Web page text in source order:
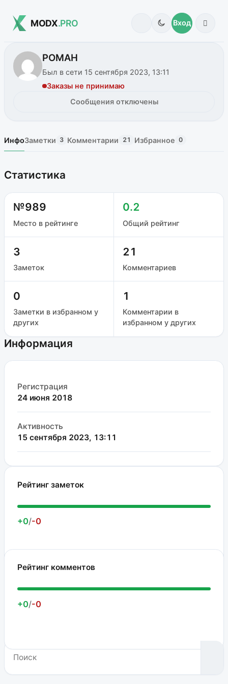
MODX.PRO Вход
РОМАН
Был в сети 15 сентября 2023, 13:11
Заказы не принимаю
Сообщения отключены
ИнфоЗаметки 3 Комментарии 21 Избранное 0
Статистика
№989
Место в рейтинге
0.2
Общий рейтинг
3
Заметок
21
Комментариев
0
Заметки в избранном у
других
1
Комментарии в
избранном у других
Информация
Регистрация
24 июня 2018
Активность
15 сентября 2023, 13:11
Рейтинг заметок
+0/-0
Рейтинг комментов
+0/-0